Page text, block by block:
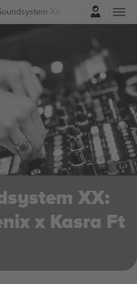
XX: Enei x Halogenix
Pierakstīties
XX:
x Kasra Ft